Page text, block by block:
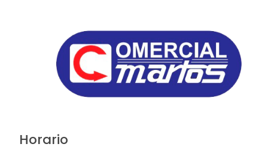
Horario